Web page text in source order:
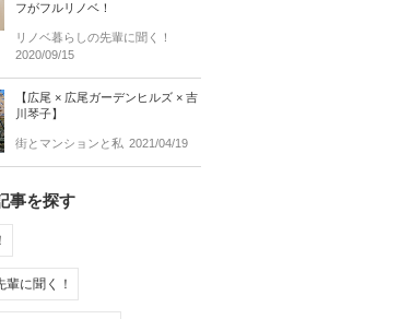
フがフルリノベ！
リノベ暮らしの先輩に聞く！
2020/09/15
【広尾 × 広尾ガーデンヒルズ × 吉
川琴子】
街とマンションと私 2021/04/19
事を探す
輩に聞く！